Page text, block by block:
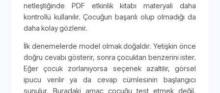
netleştiğinde PDF etkinlik kitabı materyali daha
kontrollü kullanılır. Çocuğun başarılı olup olmadığı da
daha kolay gözlenir.
İlk denemelerde model olmak doğaldır. Yetişkin önce
doğru cevabı gösterir, sonra çocuktan benzerini ister.
Eğer çocuk zorlanıyorsa seçenek azaltılır, görsel
ipucu verilir ya da cevap cümlesinin başlangıcı
sunulur. Buradaki amaç çocuğu test etmek değil,